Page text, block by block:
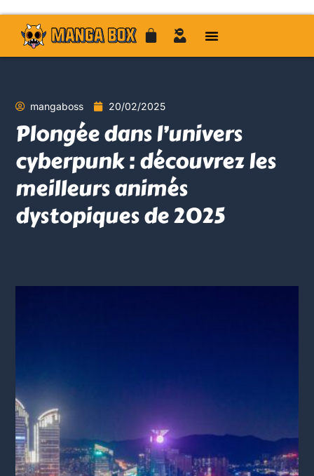
mangaboss 20/02/2025
Plongée dans l’univers
cyberpunk : découvrez les
meilleurs animés
dystopiques de 2025